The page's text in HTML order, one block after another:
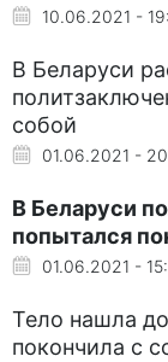
10.06.2021 -
В Беларуси
собой
01.06.2021 -
В Беларуси
попытался
01.06.2021 -
Тело нашла
покончила с